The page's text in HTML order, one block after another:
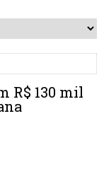
R$ 130 mil